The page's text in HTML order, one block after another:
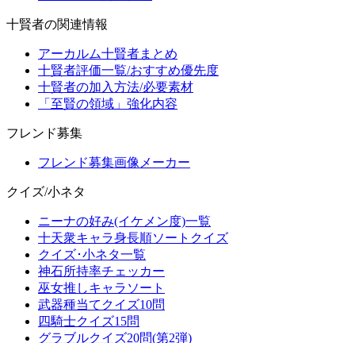
十賢者の関連情報
アーカルム十賢者まとめ
十賢者評価一覧/おすすめ優先度
十賢者の加入方法/必要素材
「至賢の領域」強化内容
フレンド募集
フレンド募集画像メーカー
クイズ/小ネタ
ニーナの好み(イケメン度)一覧
十天衆キャラ身長順ソートクイズ
クイズ･小ネタ一覧
神石所持率チェッカー
巫女推しキャラソート
武器種当てクイズ10問
四騎士クイズ15問
グラブルクイズ20問(第2弾)